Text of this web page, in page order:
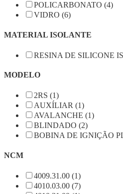
POLICARBONATO (4)
VIDRO (6)
MATERIAL ISOLANTE
RESINA DE SILICONE
MODELO
2RS (1)
AUXÍLIAR (1)
AVALANCHE (1)
BLINDADO (2)
BOBINA DE IGNIÇÃO
NCM
4009.31.00 (1)
4010.03.00 (7)